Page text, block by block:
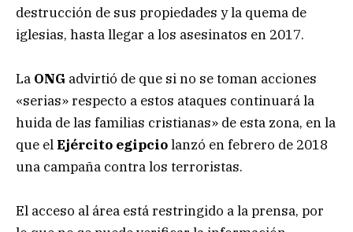
destrucción de sus propiedades y la quema de
iglesias, hasta llegar a los asesinatos en 2017.
La ONG advirtió de que si no se toman acciones
«serias» respecto a estos ataques continuará la
huida de las familias cristianas» de esta zona, en la
que elEjército egipciolanzó en febrero de 2018
una campaña contra los terroristas.
El acceso al área está restringido a la prensa, por